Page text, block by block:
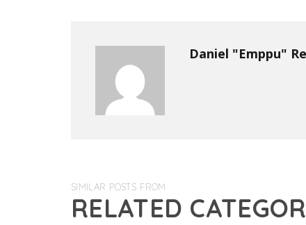
Daniel "Emppu"
SIMILAR POSTS FROM
RELATED